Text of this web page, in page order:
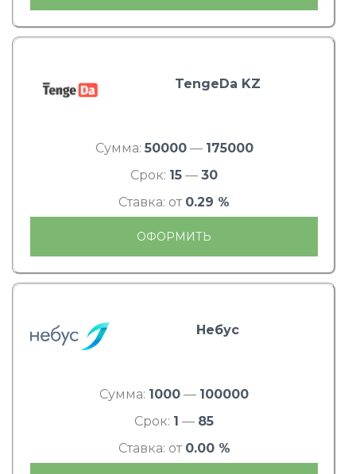
TengeDa KZ
Сумма: 50000— 175000
Срок: 15 — 30
Ставка: от 0.29 %
ОФОРМИТЬ
Небус
Сумма: 1000 — 100000
Срок: 1 — 85
Ставка: от 0.00 %